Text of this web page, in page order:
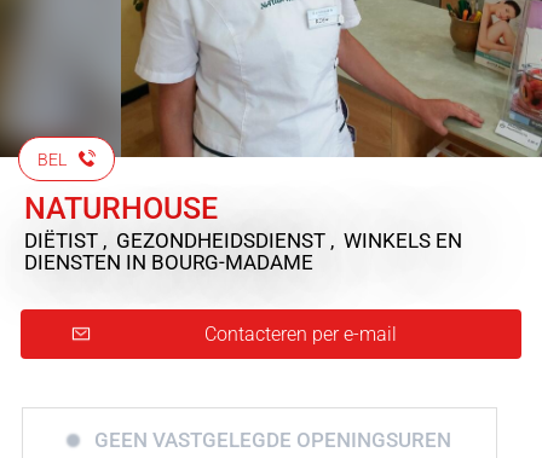
BEL
NATURHOUSE
DIËTIST , GEZONDHEIDSDIENST , WINKELS EN
DIENSTEN IN BOURG-MADAME
Contacteren per e-mail
GEEN VASTGELEGDE OPENINGSUREN